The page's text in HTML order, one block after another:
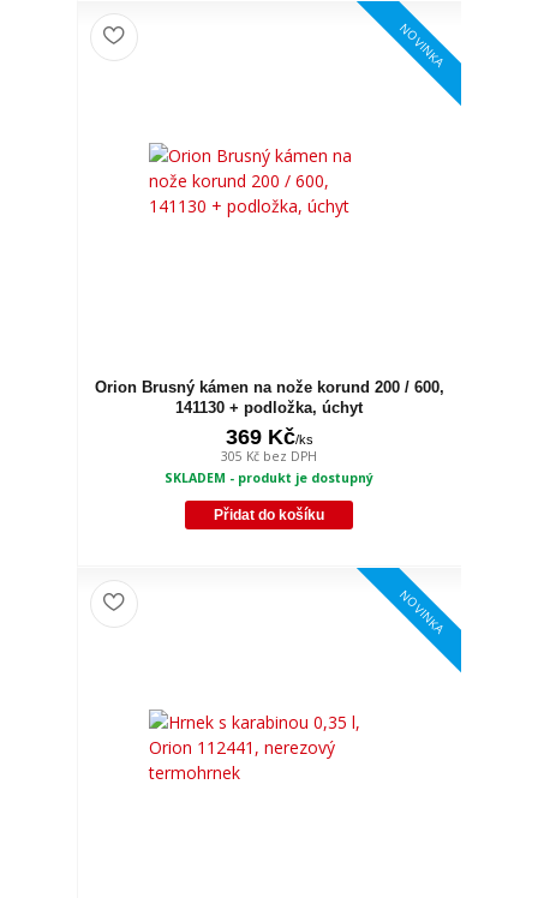
NOVINKA
Orion Brusný kámen na nože korund 200 / 600,
141130 + podložka, úchyt
369 Kč/ks
305 Kč bez DPH
SKLADEM - produkt je dostupný
Přidat do košíku
NOVINKA